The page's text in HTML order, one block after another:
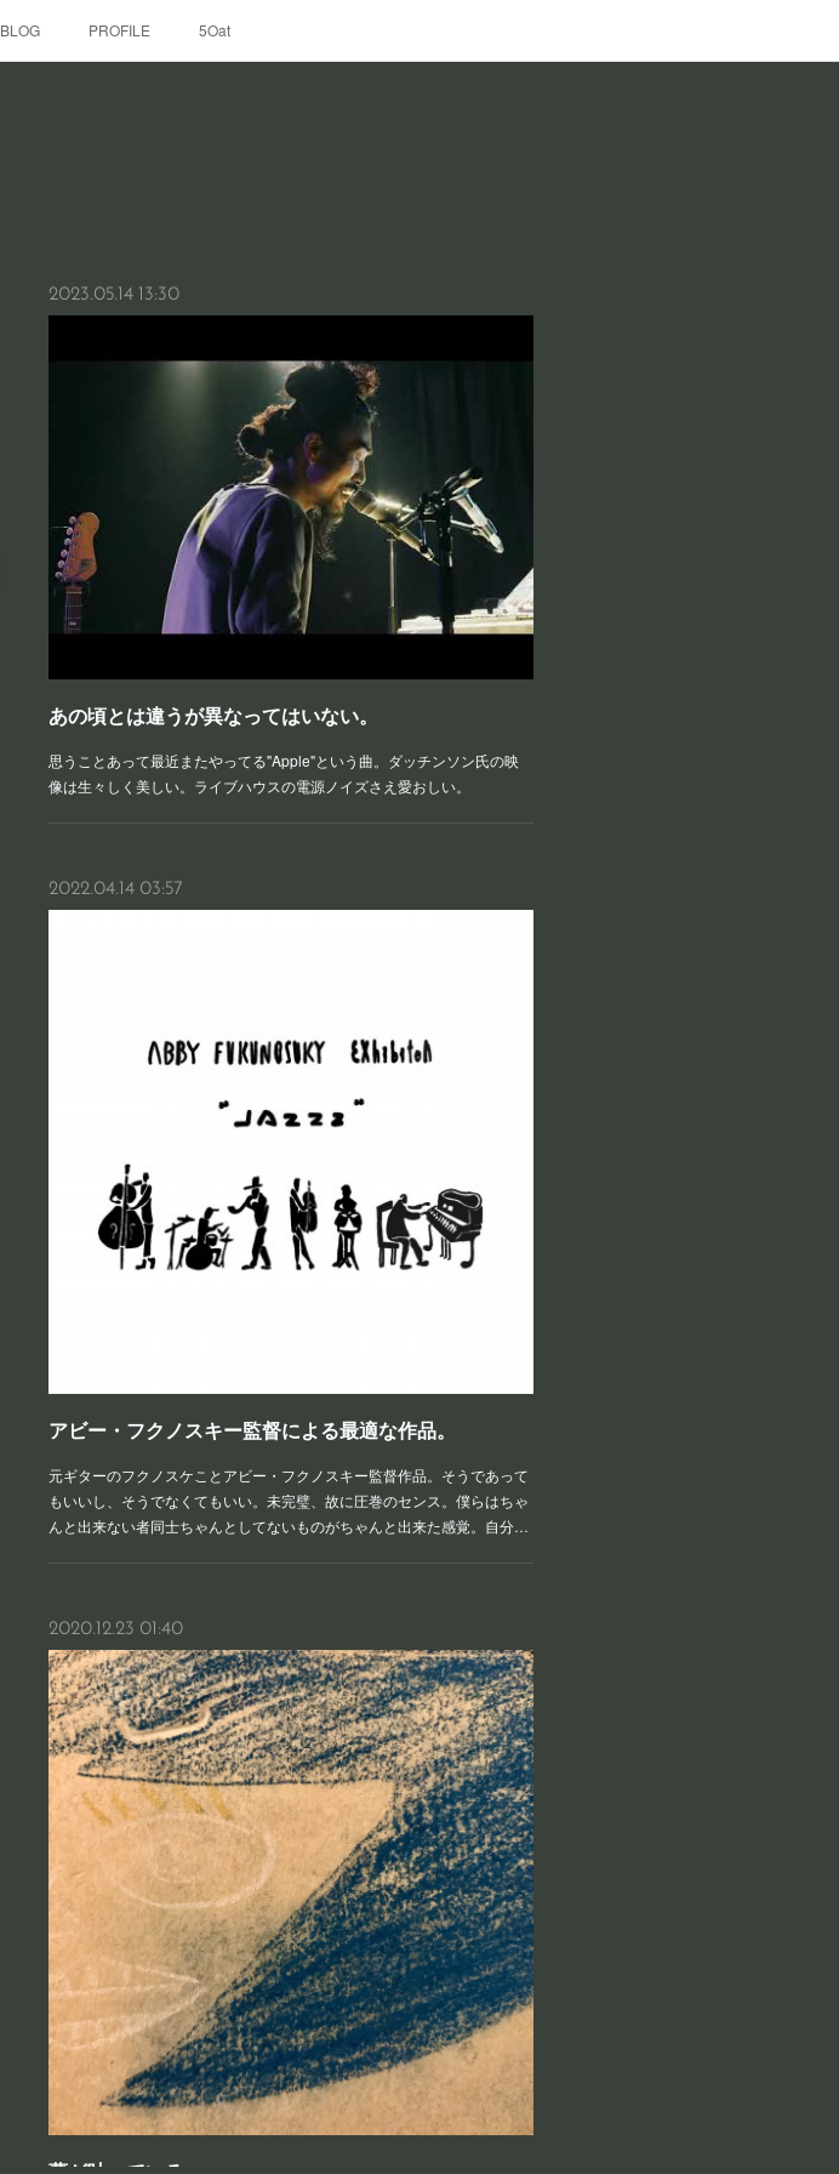
BLOG PROFILE 5Oat
2023.05.14 13:30
あの頃とは違うが異なってはいない。
思うことあって最近またやってる"Apple"という曲。ダッチンソン氏の映
像は生々しく美しい。ライブハウスの電源ノイズさえ愛おしい。
2022.04.14 03:57
アビー・フクノスキー監督による最適な作品。
元ギターのフクノスケことアビー・フクノスキー監督作品。そうであって
もいいし、そうでなくてもいい。未完璧、故に圧巻のセンス。僕らはちゃ
んと出来ない者同士ちゃんとしてないものがちゃんと出来た感覚。自分…
2020.12.23 01:40